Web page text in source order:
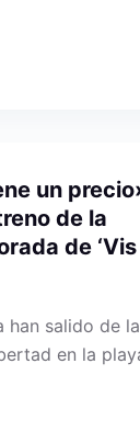
un
de la
de ‘Vis
han salido de
en la